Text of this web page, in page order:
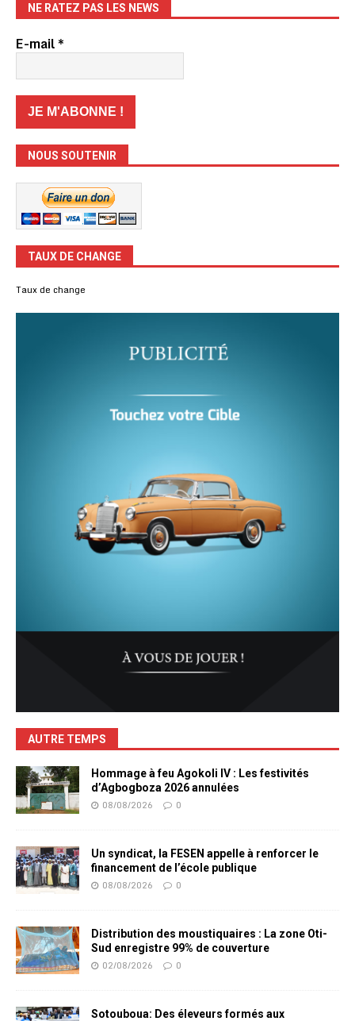
NE RATEZ PAS LES NEWS
E-mail*
NOUS SOUTENIR
TAUX DE CHANGE
Taux de change
AUTRE TEMPS
Hommage à feu Agokoli IV : Les festivités
d’Agbogboza 2026 annulées
08/08/2026 0
Un syndicat, la FESEN appelle à renforcer le
financement de l’école publique
08/08/2026 0
Distribution des moustiquaires : La zone Oti-
Sud enregistre 99% de couverture
02/08/2026 0
Sotouboua: Des éleveurs formés aux